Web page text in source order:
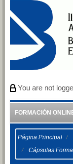
Salta al contenido principal
You are not
FORMACIÓN
Página Principal
Cápsulas